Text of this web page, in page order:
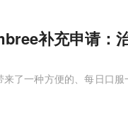
补充申请：
了一种方便的、每日口